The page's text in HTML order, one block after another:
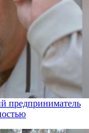
предприниматель